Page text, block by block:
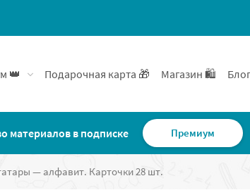
👑 Подарочная карта 🎁 Магазин 🛍️
материалов в подписке Премиум
— алфавит. Карточки 28 шт.